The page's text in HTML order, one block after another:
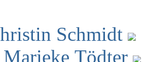
Schmidt
Tödter